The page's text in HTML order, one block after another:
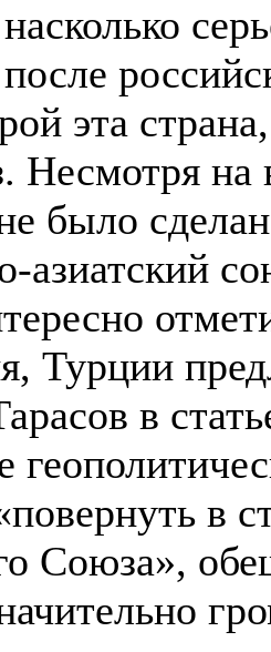
эта
Несмотря на
было
азиатский
Турции
в
в
Союза»,